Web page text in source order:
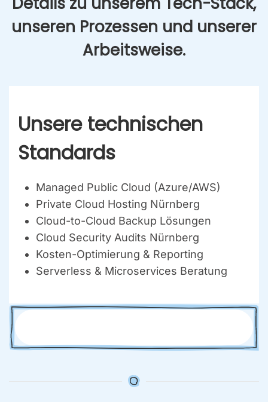
unse­ren Pro­zes­sen und unse­rer
Arbeits­wei­se.
Unse­re tech­ni­schen
Stan­dards
Mana­ged Public Cloud (Azure/AWS)
Pri­va­te Cloud Hos­ting Nürn­berg
Cloud-to-Cloud Back­up Lösun­gen
Cloud Secu­ri­ty Audits Nürn­berg
Kos­ten-Opti­mie­rung & Report­ing
Ser­ver­less & Micro­ser­vices Bera­tung